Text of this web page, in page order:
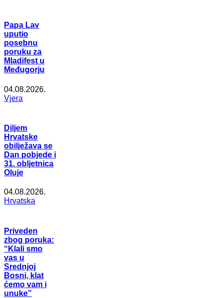
Papa Lav
uputio
posebnu
poruku za
Mladifest u
Međugorju
04.08.2026.
Vjera
Diljem
Hrvatske
obilježava se
Dan pobjede i
31. obljetnica
Oluje
04.08.2026.
Hrvatska
Priveden
zbog poruka:
“Klali smo
vas u
Srednjoj
Bosni, klat
ćemo vam i
unuke”